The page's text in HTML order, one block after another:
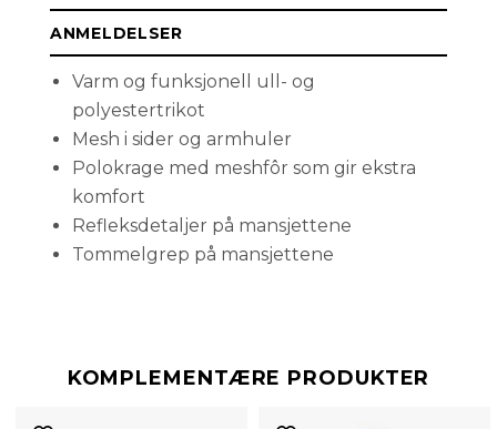
S Få påminnelse
ANMELDELSER
Varm og funksjonell ull- og
polyestertrikot
Mesh i sider og armhuler
Polokrage med meshfôr som gir ekstra
komfort
Refleksdetaljer på mansjettene
Tommelgrep på mansjettene
KOMPLEMENTÆRE PRODUKTER